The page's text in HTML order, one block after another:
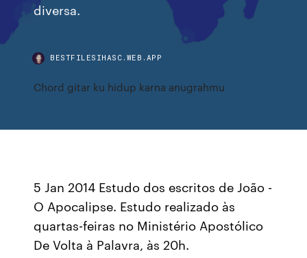
diversa.
BESTFILESIHASC.WEB.APP
Chord gitar ku hidup karna anugrahmu
5 Jan 2014 Estudo dos escritos de João -
O Apocalipse. Estudo realizado às
quartas-feiras no Ministério Apostólico
De Volta à Palavra, às 20h.